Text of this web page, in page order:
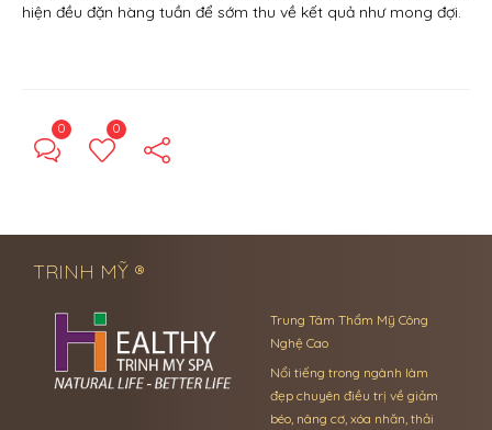
hiện đều đặn hàng tuần để sớm thu về kết quả như mong đợi.
0 0
TRINH MỸ ®
Trung Tâm Thẩm Mỹ Công
Nghệ Cao
Nổi tiếng trong ngành làm
đẹp chuyên điều trị về giảm
béo, nâng cơ, xóa nhăn, thải